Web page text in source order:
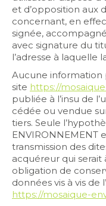
et d’opposition aux
concernant, en
signée,
avec signature du
l’adresse à laquelle
Aucune information
site https://
publiée à l’insu de
cédée ou vendue
tiers. Seule
ENVIRONNEMENT
transmission des
acquéreur qui
obligation de
données vis à vis de
https://mosaique-